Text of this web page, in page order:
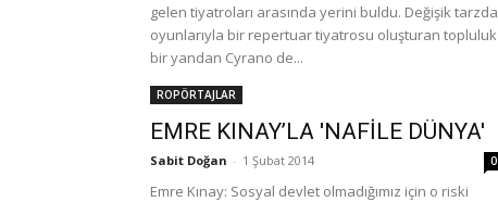
gelen tiyatroları arasında yerini buldu. Değişik tarzda
oyunlarıyla bir repertuar tiyatrosu oluşturan topluluk
bir yandan Cyrano de...
ROPÖRTAJLAR
EMRE KINAY’LA 'NAFİLE DÜNYA'
Sabit Doğan - 1 Şubat 2014 0
Emre Kınay: Sosyal devlet olmadığımız için o riski